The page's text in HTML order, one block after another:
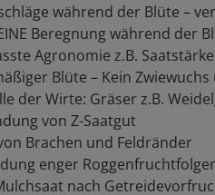
während der Blüte –
Beregnung während der
Agronomie z.B.
Blüte – Kein Zwiewuchs
der Wirte: Gräser z.B.
von Z-Saatgut
Brachen und Feldränder
enger
nach